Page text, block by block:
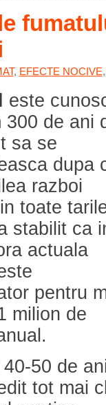
, EFECTE NOCIVE
este
300 de ani
sa se
dupa
razboi
toate
stabilit ca
actuala
pentru
milion de
50 de
tot mai